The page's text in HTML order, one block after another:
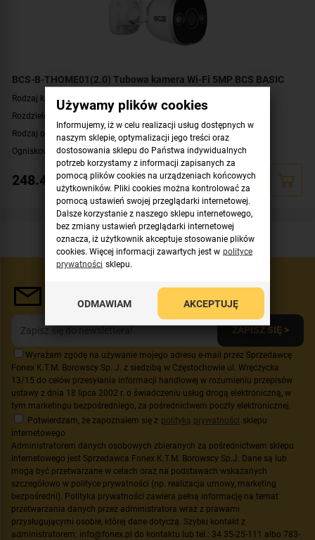
BCS-B-THOME01(2.0) Tubowa kamera Wi-Fi 5MP BCS BASIC
Rodzaj kamery:
kamera IP tubowa
Rozdzielczość:
5 Mpx
Rodzaj obiektywu:
stały
Ogniskowa obiektywu:2.8 mm
Oświetlacz White Light, zasięg: do 10 metrów
Promiennik IR, zasięg:do 20 metrów
Klasa szczelności:IP67
Parametry kamery:
czytnik kart microSD wbudowany głośnik,wbudowany
Łączność bezprzewodowa: Wi-Fi (802.11 b/g/n)
DC 12 V
Kolor obudowy:
248.46zł
Newsletter
ZAPISZ SIĘ >
Wyrażam zgodę na używanie mojego adresu e-mail przez Sprzedawcę
Fonex K.T.M. Borowscy Sp. J. z siedzibą w Częstochowie ul. Wręczycka
13/15 do celów przesyłania informacji handlowej w rozumieniu przepisów
ustawy z dnia 18 lipca 2002 r. o świadczeniu usług drogą elektroniczną, w
tym marketingu bezpośredniego, za pośrednictwem poczty elektronicznej.
Potwierdzam, że zapoznałem się z polityką prywatności sklepu
internetowego
Administratorem danych osobowych zbieranych za pośrednictwem sklepu
internetowego jest Sprzedawca Fonex K.T.M. Borowscy Sp.J. Dane są lub
mogą być przetwarzane w celach oraz na podstawach wskazanych
szczegółowo w polityce prywatności (np. realizacja umowy, marketing
bezpośredni). Polityka prywatności zawiera pełną informację na temat
przetwarzania danych przez administratora wraz z prawami
przysługującymi osobie, której dane dotyczą. Szybki kontakt z
administratorem: info@fonex.pl do kontaktu lub tel.: 34 35-25-111 albo 783-
Używamy plików cookies
Informujemy, iż w celu realizacji usług dostępnych w
naszym sklepie, optymalizacji jego treści oraz
dostosowania sklepu do Państwa indywidualnych
potrzeb korzystamy z informacji zapisanych za
pomocą plików cookies na urządzeniach końcowych
użytkowników. Pliki cookies można kontrolować za
pomocą ustawień swojej przeglądarki internetowej.
Dalsze korzystanie z naszego sklepu internetowego,
bez zmiany ustawień przeglądarki internetowej
oznacza, iż użytkownik akceptuje stosowanie plików
cookies. Więcej informacji zawartych jest w polityce
prywatności sklepu.
ODMAWIAM AKCEPTUJĘ